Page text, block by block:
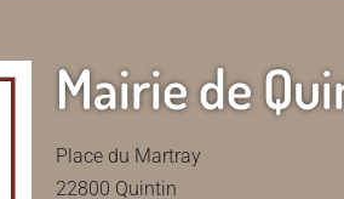
Mairie de
Place du Martray
22800 Quintin